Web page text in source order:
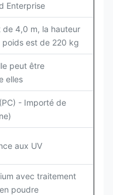
Enterprise
de 4,0 m, la hauteur
est de 220 kg
peut être
elles
- Importé de
aux UV
avec traitement
poudre